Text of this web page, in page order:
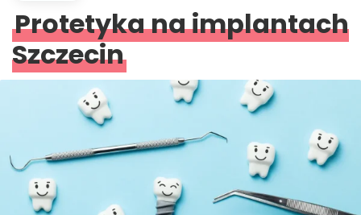
Protetyka na implantach
Szczecin